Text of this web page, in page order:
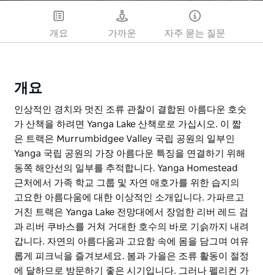
시도해 주세요.
개요 가까운 자주 묻는 질문
개요
인상적인 경치와 멋진 조류 관찰이 결합된 아름다운 호숫
가 산책을 하려면 Yanga Lake 산책로로 가십시오. 이 짧
은 트랙은 Murrumbidgee Valley 국립 공원의 일부인
Yanga 국립 공원의 가장 아름다운 특징을 연결하기 위해
동쪽 해안선의 일부를 추적합니다. Yanga Homestead
근처에서 가족 학교 그룹 및 자연 애호가를 위한 습지의
고요한 아름다움에 대한 이상적인 소개입니다. 가파르고
거친 트랙은 Yanga Lake 전망대에서 장엄한 리버 레드 검
과 리버 쿠바스를 거쳐 거대한 호수의 바로 기슭까지 내려
갑니다. 자연의 아름다움과 고요함 속에 몸을 담그며 여유
롭게 피크닉을 즐겨보세요. 봄과 가을은 조류 활동이 절정
에 달하므로 방문하기 좋은 시기입니다. 그러나 펠리컨 가